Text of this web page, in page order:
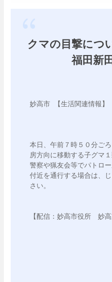
クマの目撃につ
福田新
妙高市 【生活関連情報】
本日、午前７時５０分ご
房方向に移動する子グマ
警察や猟友会等でパトロ
付近を通行する場合は、
さい。
【配信：妙高市役所　妙高